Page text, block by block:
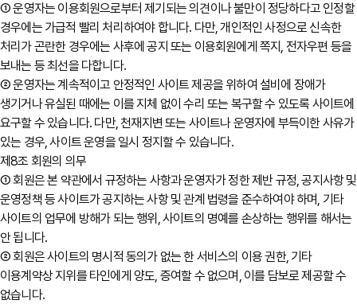
① 운영자는 이용회원으로부터 제기되는 의견이나 불만이 정당하다고 인정할
경우에는 가급적 빨리 처리하여야 합니다. 다만, 개인적인 사정으로 신속한
처리가 곤란한 경우에는 사후에 공지 또는 이용회원에게 쪽지, 전자우편 등을
보내는 등 최선을 다합니다.
② 운영자는 계속적이고 안정적인 사이트 제공을 위하여 설비에 장애가
생기거나 유실된 때에는 이를 지체 없이 수리 또는 복구할 수 있도록 사이트에
요구할 수 있습니다. 다만, 천재지변 또는 사이트나 운영자에 부득이한 사유가
있는 경우, 사이트 운영을 일시 정지할 수 있습니다.
제8조 회원의 의무
① 회원은 본 약관에서 규정하는 사항과 운영자가 정한 제반 규정, 공지사항 및
운영정책 등 사이트가 공지하는 사항 및 관계 법령을 준수하여야 하며, 기타
사이트의 업무에 방해가 되는 행위, 사이트의 명예를 손상하는 행위를 해서는
안 됩니다.
② 회원은 사이트의 명시적 동의가 없는 한 서비스의 이용 권한, 기타
이용계약상 지위를 타인에게 양도, 증여할 수 없으며, 이를 담보로 제공할 수
없습니다.